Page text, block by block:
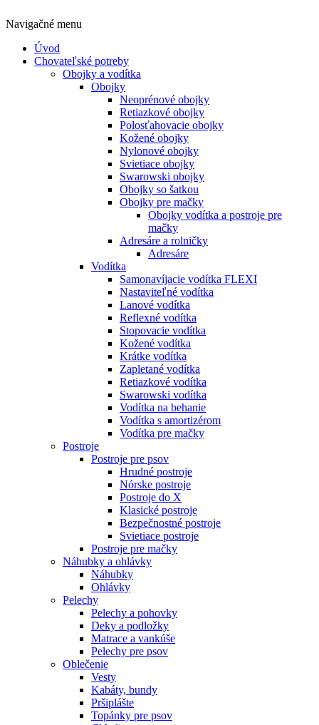
Navigačné menu
Úvod
Chovateľské potreby
Obojky a vodítka
Obojky
Neoprénové obojky
Retiazkové obojky
Polosťahovacie obojky
Kožené obojky
Nylonové obojky
Svietiace obojky
Swarowski obojky
Obojky so šatkou
Obojky pre mačky
Obojky vodítka a postroje pre
mačky
Adresáre a rolničky
Adresáre
Vodítka
Samonavíjacie vodítka FLEXI
Nastaviteľné vodítka
Lanové vodítka
Reflexné vodítka
Stopovacie vodítka
Kožené vodítka
Krátke vodítka
Zapletané vodítka
Retiazkové vodítka
Swarowski vodítka
Vodítka na behanie
Vodítka s amortizérom
Vodítka pre mačky
Postroje
Postroje pre psov
Hrudné postroje
Nórske postroje
Postroje do X
Klasické postroje
Bezpečnostné postroje
Svietiace postroje
Postroje pre mačky
Náhubky a ohlávky
Náhubky
Ohlávky
Pelechy
Pelechy a pohovky
Deky a podložky
Matrace a vankúše
Pelechy pre psov
Oblečenie
Vesty
Kabáty, bundy
Pršiplášte
Topánky pre psov